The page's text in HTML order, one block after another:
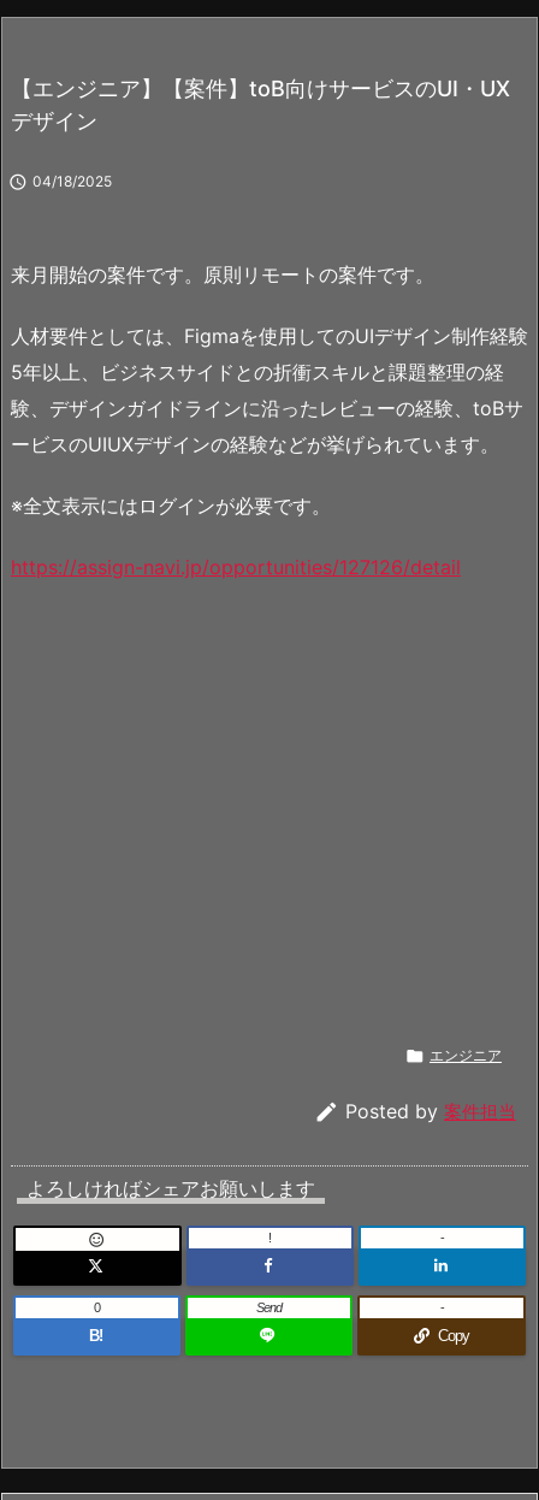
【エンジニア】【案件】toB向けサービスのUI・UX
デザイン
 04/18/2025
来月開始の案件です。原則リモートの案件です。
人材要件としては、Figmaを使用してのUIデザイン制作経験
5年以上、ビジネスサイドとの折衝スキルと課題整理の経
験、デザインガイドラインに沿ったレビューの経験、toBサ
ービスのUIUXデザインの経験などが挙げられています。
※全文表示にはログインが必要です。
https://assign-navi.jp/opportunities/127126/detail
 エンジニア
 Posted by 案件担当
よろしければシェアお願いします
 ! -
B!
0 Send
Copy
-